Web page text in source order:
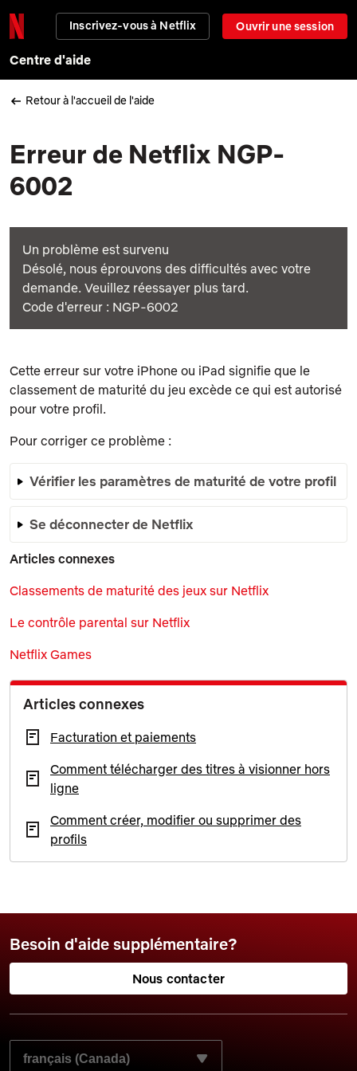
Inscrivez-vous à Netflix Ouvrir une session
Centre d'aide
Retour à l'accueil de l'aide
Erreur de Netflix NGP-
6002
Un problème est survenu
Désolé, nous éprouvons des difficultés avec votre
demande. Veuillez réessayer plus tard.
Code d'erreur : NGP-6002
Cette erreur sur votre iPhone ou iPad signifie que le
classement de maturité du jeu excède ce qui est autorisé
pour votre profil.
Pour corriger ce problème :
Vérifier les paramètres de maturité de votre profil
Se déconnecter de Netflix
Articles connexes
Classements de maturité des jeux sur Netflix
Le contrôle parental sur Netflix
Netflix Games
Articles connexes
Facturation et paiements
Comment télécharger des titres à visionner hors
ligne
Comment créer, modifier ou supprimer des
profils
Besoin d'aide supplémentaire?
Nous contacter
SÉLECTIONNEZ LA LANGUE QUE VOUS SOUHAITEZ